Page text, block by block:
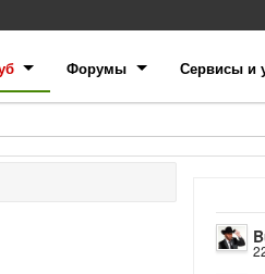
Форумы Сервисы и